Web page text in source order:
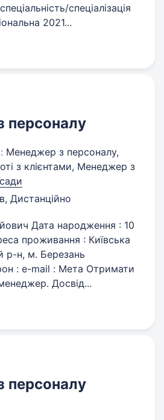
спеціалізація
2021...
персоналу
Менеджер з персоналу,
з клієнтами, Менеджер з
Дистанційно
Дата народження : 10
проживання : Київська
р-н, м. Березань
: e-mail : Мета Отримати
Досвід...
персоналу